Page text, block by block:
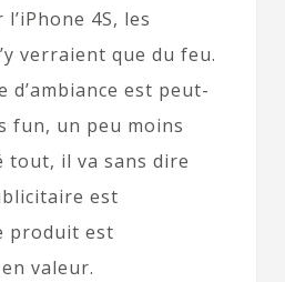
4S, les
verraient que du feu.
d’ambiance est peut-
fun, un peu moins
tout, il va sans dire
est
produit est
valeur.